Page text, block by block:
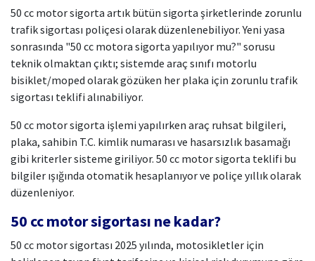
50 cc motor sigorta artık bütün sigorta şirketlerinde zorunlu
trafik sigortası poliçesi olarak düzenlenebiliyor. Yeni yasa
sonrasında "50 cc motora sigorta yapılıyor mu?" sorusu
teknik olmaktan çıktı; sistemde araç sınıfı motorlu
bisiklet/moped olarak gözüken her plaka için zorunlu trafik
sigortası teklifi alınabiliyor.
50 cc motor sigorta işlemi yapılırken araç ruhsat bilgileri,
plaka, sahibin T.C. kimlik numarası ve hasarsızlık basamağı
gibi kriterler sisteme giriliyor. 50 cc motor sigorta teklifi bu
bilgiler ışığında otomatik hesaplanıyor ve poliçe yıllık olarak
düzenleniyor.
50 cc motor sigortası ne kadar?
50 cc motor sigortası 2025 yılında, motosikletler için